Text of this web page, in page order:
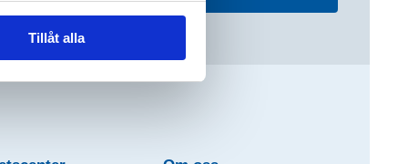
. Du kan ändra
Tillåt alla